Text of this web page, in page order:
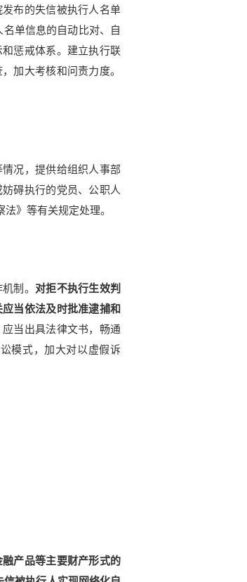
布的失信被执行人名单
单信息的自动比对、自
惩戒体系。 建立执行联
加大考核和问责力度。
况，提供给组织人事部
碍执行的党员、公职人
》等有关规定处理。
制。 对拒不执行生效判
当依法及时批准逮捕和
当出具法律文书，畅通
模式，加大对以虚假诉
产品等主要财产形式的